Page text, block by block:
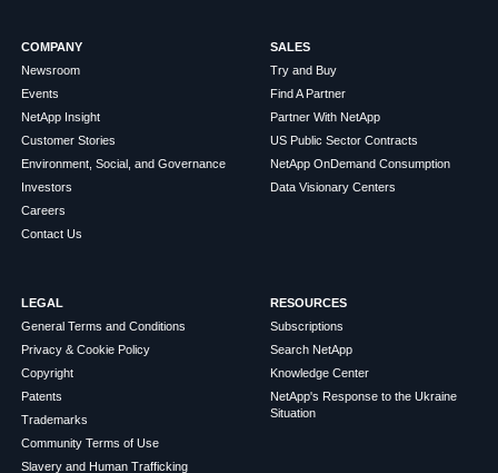
COMPANY
Newsroom
Events
NetApp Insight
Customer Stories
Environment, Social, and Governance
Investors
Careers
Contact Us
SALES
Try and Buy
Find A Partner
Partner With NetApp
US Public Sector Contracts
NetApp OnDemand Consumption
Data Visionary Centers
LEGAL
General Terms and Conditions
Privacy & Cookie Policy
Copyright
Patents
Trademarks
Community Terms of Use
Slavery and Human Trafficking
RESOURCES
Subscriptions
Search NetApp
Knowledge Center
NetApp's Response to the Ukraine
Situation